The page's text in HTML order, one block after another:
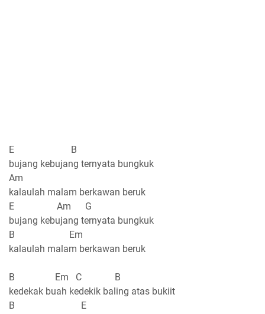
E B
bujang kebujang ternyata bungkuk
Am
kalaulah malam berkawan beruk
E Am G
bujang kebujang ternyata bungkuk
B Em
kalaulah malam berkawan beruk
B Em C B
kedekak buah kedekik baling atas bukiit
B E